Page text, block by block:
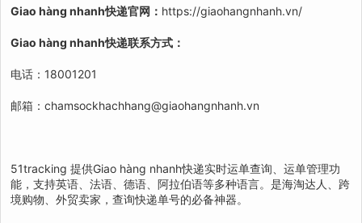
Giao hàng nhanh快递官网： https://giaohangnhanh.vn/
Giao hàng nhanh快递联系方式：
电话：18001201
邮箱：chamsockhachhang@giaohangnhanh.vn
51tracking 提供Giao hàng nhanh快递实时运单查询、运单管理功
能，支持英语、法语、德语、阿拉伯语等多种语言。是海淘达人、跨
境购物、外贸卖家，查询快递单号的必备神器。